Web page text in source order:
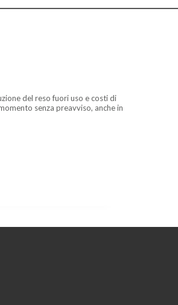
del reso fuori uso e costi di
senza preavviso, anche in